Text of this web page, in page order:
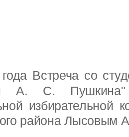
Встреча со
А. С. Пушкина"
избирательной
района Лысовым